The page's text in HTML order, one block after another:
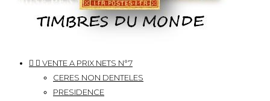
  VENTE A PRIX NETS N°7
CERES NON DENTELES
PRESIDENCE